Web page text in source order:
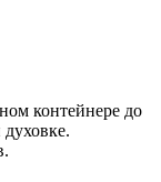
контейнере до